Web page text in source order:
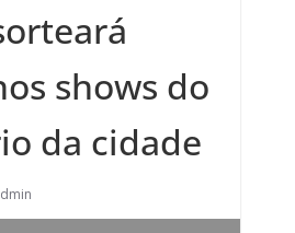
shows do
da cidade